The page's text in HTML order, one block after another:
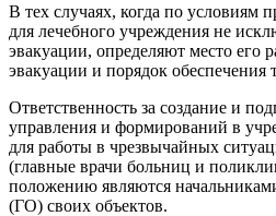
В тех случаях, когда по условиям
для лечебного учреждения не
эвакуации, определяют место его
эвакуации и порядок обеспечения
Ответственность за создание и
управления и формирований в
для работы в чрезвычайных
(главные врачи больниц и
положению являются
(ГО) своих объектов.